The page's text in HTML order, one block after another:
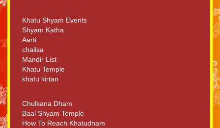
Khatu Shyam Events
Shyam Katha
Aarti
chalisa
Mandir List
Khatu Temple
khatu kirtan
Chulkana Dham
Baal Shyam Temple
How To Reach Khatudham